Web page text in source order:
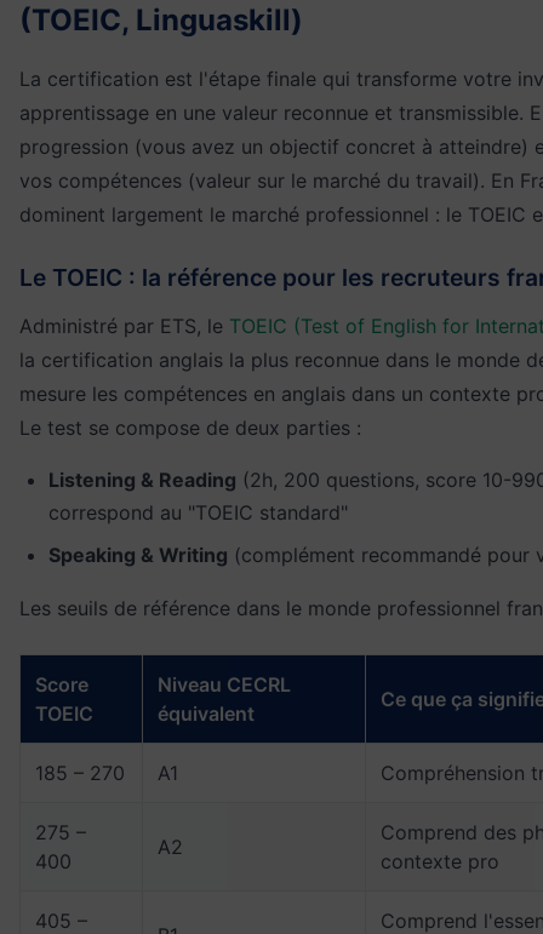
(TOEIC, Linguaskill)
La certification est l'étape finale qui transforme votre
apprentissage en une valeur reconnue et transmissible.
progression (vous avez un objectif concret à atteindre)
vos compétences (valeur sur le marché du travail). En
dominent largement le marché professionnel : le TOEIC
Le TOEIC : la référence pour les recruteurs
Administré par ETS, le TOEIC (Test of English for
la certification anglais la plus reconnue dans le monde
mesure les compétences en anglais dans un contexte
Le test se compose de deux parties :
Listening & Reading (2h, 200 questions, score 10-
correspond au "TOEIC standard"
Speaking & Writing (complément recommandé pour
Les seuils de référence dans le monde professionnel
Score
TOEIC
Niveau CECRL
équivalent
Ce que ça
185 – 270 A1 Compréhension
275 –
400
A2
Comprend des
contexte pro
405 – Comprend